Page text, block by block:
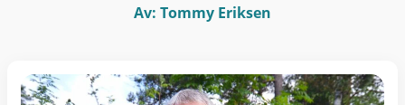
Av: Tommy Eriksen